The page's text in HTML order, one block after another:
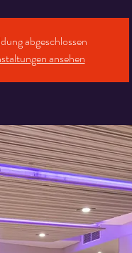
abgeschlossen
ansehen